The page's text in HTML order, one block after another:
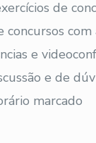
de
concursos com
e
e de
marcado